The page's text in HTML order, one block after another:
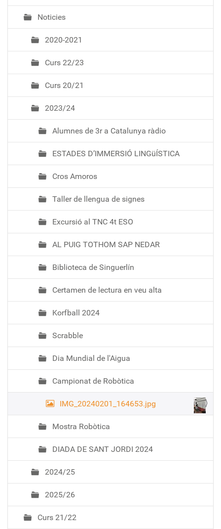
Noticies
2020-2021
Curs 22/23
Curs 20/21
2023/24
Alumnes de 3r a Catalunya ràdio
ESTADES D’IMMERSIÓ LINGüÍSTICA
Cros Amoros
Taller de llengua de signes
Excursió al TNC 4t ESO
AL PUIG TOTHOM SAP NEDAR
Biblioteca de Singuerlín
Certamen de lectura en veu alta
Korfball 2024
Scrabble
Dia Mundial de l'Aigua
Campionat de Robòtica
IMG_20240201_164653.jpg
Mostra Robòtica
DIADA DE SANT JORDI 2024
2024/25
2025/26
Curs 21/22